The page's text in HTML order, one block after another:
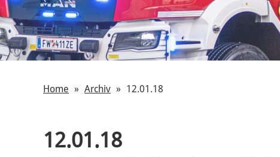
Home Archiv 12.01.18
12.01.18